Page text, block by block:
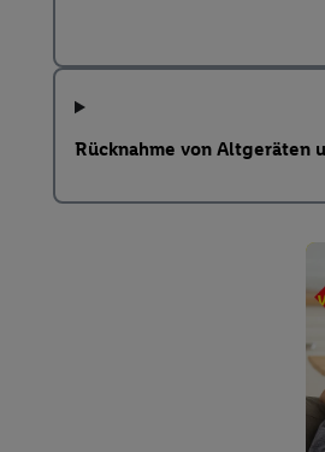
Rücknahme von Altgeräten